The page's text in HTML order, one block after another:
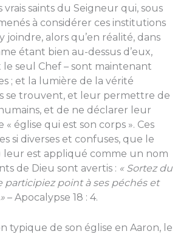
saints du Seigneur qui, sous
à considérer ces institutions
joindre, alors qu’en réalité, dans
étant bien au-dessus d’eux,
seul Chef – sont maintenant
; et la lumière de la vérité
se trouvent, et leur permettre de
et de ne déclarer leur
église qui est son corps ». Ces
si diverses et confuses, que le
leur est appliqué comme un nom
de Dieu sont avertis : « Sortez du
participiez point à ses péchés et
– Apocalypse 18 : 4.
typique de son église en Aaron, le